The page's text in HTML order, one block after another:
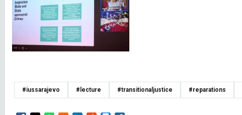
#iussarajevo #lecture #transitionaljustice #reparations